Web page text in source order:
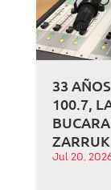
33
100.7,
ZARRUK
Jul 20,